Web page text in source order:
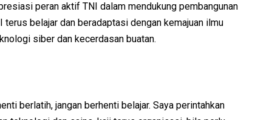
peran aktif TNI dalam mendukung pembangunan
belajar dan beradaptasi dengan kemajuan ilmu
siber dan kecerdasan buatan.
berlatih, jangan berhenti belajar. Saya perintahkan